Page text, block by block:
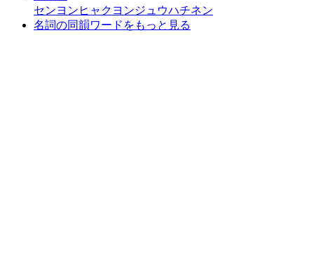
センヨンヒャクヨンジュウハチネン
名詞の同韻ワードをもっと見る